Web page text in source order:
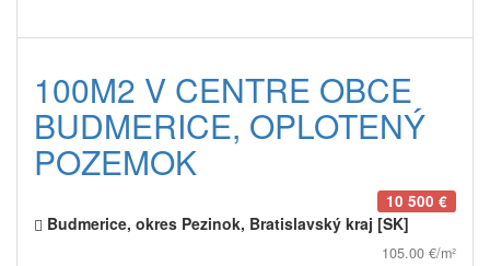
100M2 V CENTRE OBCE
BUDMERICE, OPLOTENÝ
POZEMOK
10 500 €
Budmerice, okres Pezinok, Bratislavský kraj [SK]
105.00 €/m²